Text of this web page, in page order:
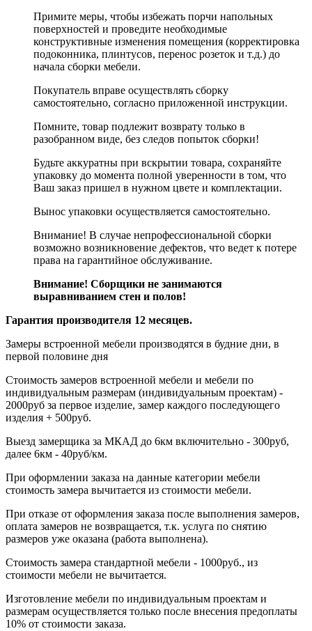
Примите меры, чтобы избежать порчи напольных
поверхностей и проведите необходимые
конструктивные изменения помещения (корректировка
подоконника, плинтусов, перенос розеток и т.д.) до
начала сборки мебели.
Покупатель вправе осуществлять сборку
самостоятельно, согласно приложенной инструкции.
Помните, товар подлежит возврату только в
разобранном виде, без следов попыток сборки!
Будьте аккуратны при вскрытии товара, сохраняйте
упаковку до момента полной уверенности в том, что
Ваш заказ пришел в нужном цвете и комплектации.
Вынос упаковки осуществляется самостоятельно.
Внимание! В случае непрофессиональной сборки
возможно возникновение дефектов, что ведет к потере
права на гарантийное обслуживание.
Внимание! Сборщики не занимаются
выравниванием стен и полов!
Гарантия производителя 12 месяцев.
Замеры встроенной мебели производятся в будние дни, в
первой половине дня
Стоимость замеров встроенной мебели и мебели по
индивидуальным размерам (индивидуальным проектам) -
2000руб за первое изделие, замер каждого последующего
изделия + 500руб.
Выезд замерщика за МКАД до 6км включительно - 300руб,
далее 6км - 40руб/км.
При оформлении заказа на данные категории мебели
стоимость замера вычитается из стоимости мебели.
При отказе от оформления заказа после выполнения замеров,
оплата замеров не возвращается, т.к. услуга по снятию
размеров уже оказана (работа выполнена).
Стоимость замера стандартной мебели - 1000руб., из
стоимости мебели не вычитается.
Изготовление мебели по индивидуальным проектам и
размерам осуществляется только после внесения предоплаты
10% от стоимости заказа.